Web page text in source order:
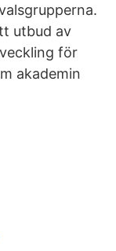
utbud av
för
akademin